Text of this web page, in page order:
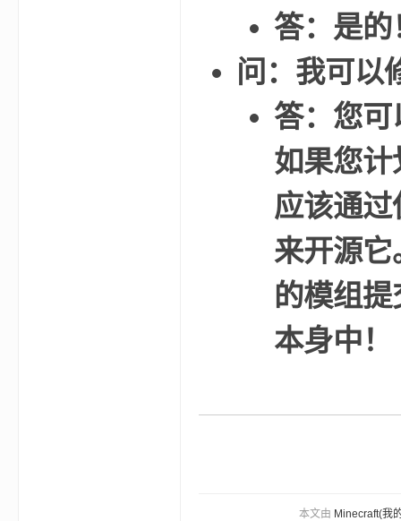
答：是
问：我可以
答：您
如果您
应该通
来开源它
的模组
本身中！
本文由 Minecraft(我